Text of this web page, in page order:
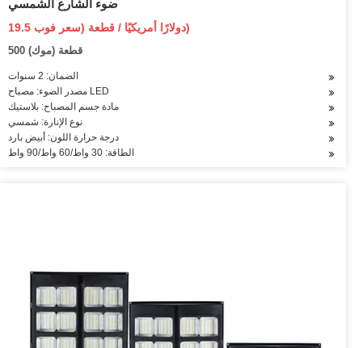
ضوء الشارع الشمسي
19.5 دولارًا أمريكيًا / قطعة (سعر فوب)
500 قطعة (موك)
الضمان: 2 سنوات
مصدر الضوء: مصباح LED
مادة جسم المصباح: بلاستيك
نوع الإنارة: شمسي
درجة حرارة اللون: أبيض بارد
الطاقة: 30 واط/60 واط/90 واط